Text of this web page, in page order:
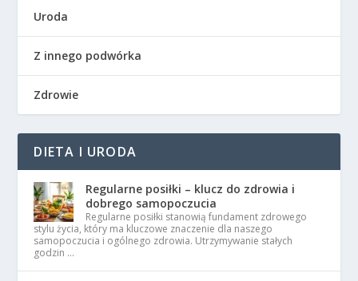
Uroda
Z innego podwórka
Zdrowie
DIETA I URODA
Regularne posiłki – klucz do zdrowia i
dobrego samopoczucia
Regularne posiłki stanowią fundament zdrowego
stylu życia, który ma kluczowe znaczenie dla naszego
samopoczucia i ogólnego zdrowia. Utrzymywanie stałych
godzin …